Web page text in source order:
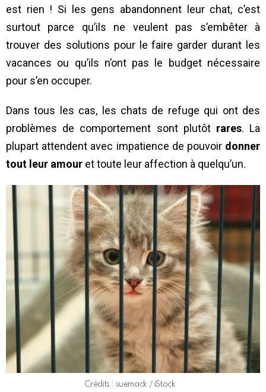
est rien ! Si les gens abandonnent leur chat, c’est
surtout parce qu’ils ne veulent pas s’embêter à
trouver des solutions pour le faire garder durant les
vacances ou qu’ils n’ont pas le budget nécessaire
pour s’en occuper.
Dans tous les cas, les chats de refuge qui ont des
problèmes de comportement sont plutôt rares. La
plupart attendent avec impatience de pouvoir donner
tout leur amour et toute leur affection à quelqu’un.
Crédits : suemack / iStock